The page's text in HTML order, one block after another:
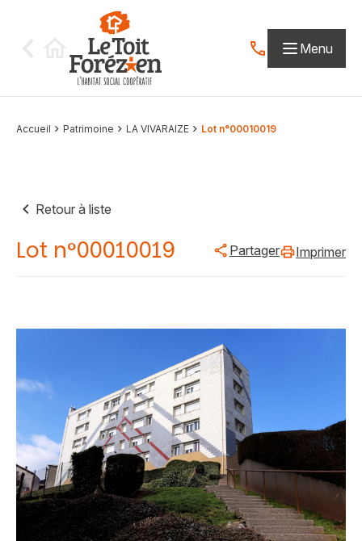
Contactez-nous
Menu
Accueil Patrimoine LA VIVARAIZE Lot n°00010019
Retour à liste
Lot n°00010019 Partager Imprimer